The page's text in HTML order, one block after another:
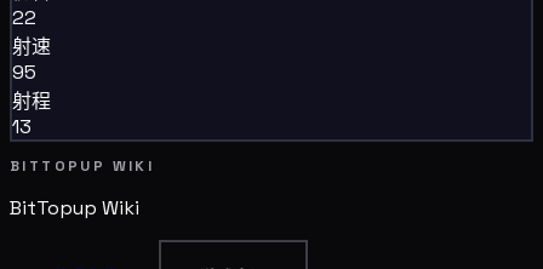
22
射速
95
射程
13
BITTOPUP WIKI
BitTopup Wiki